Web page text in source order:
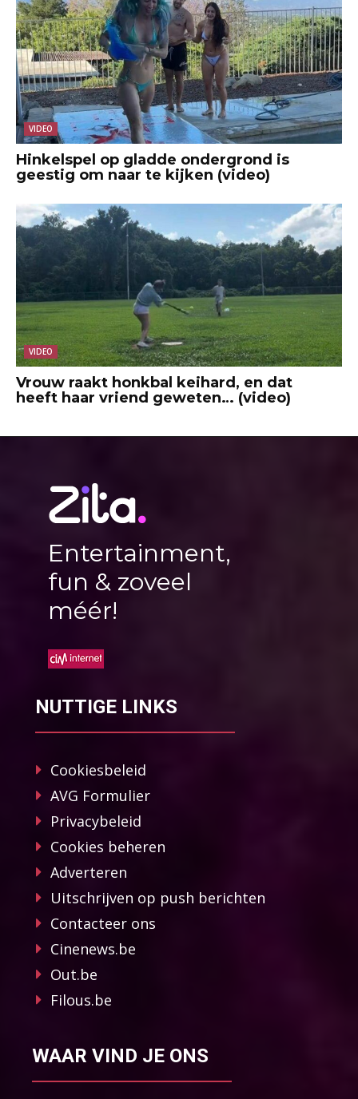
VIDEO
Hinkelspel op gladde ondergrond is
geestig om naar te kijken (video)
VIDEO
Vrouw raakt honkbal keihard, en dat
heeft haar vriend geweten… (video)
Entertainment,
fun & zoveel
méér!
NUTTIGE LINKS
Cookiesbeleid
AVG Formulier
Privacybeleid
Cookies beheren
Adverteren
Uitschrijven op push berichten
Contacteer ons
Cinenews.be
Out.be
Filous.be
WAAR VIND JE ONS